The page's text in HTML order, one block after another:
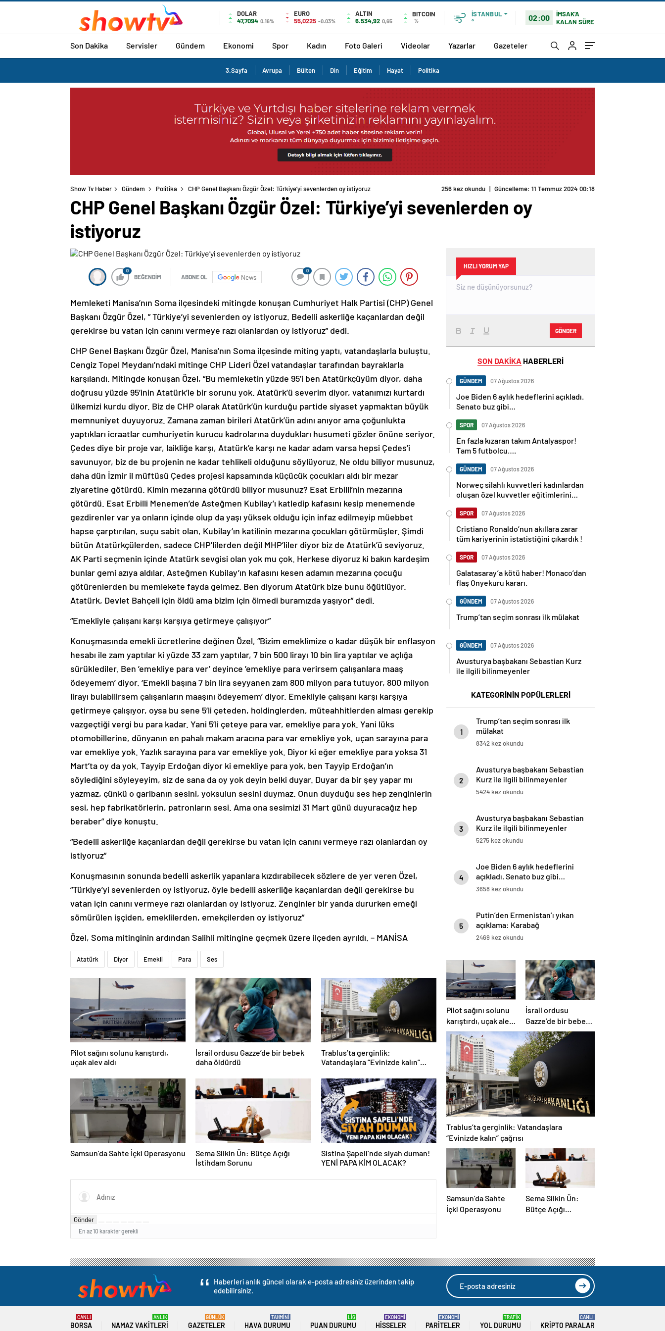
DOLAR
47,7094 0.16%
EURO
55,0225 -0.03%
ALTIN
6.534,92 0,65
BITCOIN
%
İSTANBUL
°
02:00
İMSAK'A
KALAN SÜRE
Son Dakika Servisler Gündem Ekonomi Spor Kadın Foto Galeri Videolar Yazarlar Gazeteler
3.Sayfa Avrupa Bülten Din Eğitim Hayat Politika
Show Tv Haber Gündem Politika CHP Genel Başkanı Özgür Özel: Türkiye’yi sevenlerden oy istiyoruz 256 kez okundu | Güncelleme: 11 Temmuz 2024 00:18
CHP Genel Başkanı Özgür Özel: Türkiye’yi sevenlerden oy
istiyoruz
0
BEĞENDİM ABONE OL News
0
Memleketi Manisa’nın Soma ilçesindeki mitingde konuşan Cumhuriyet Halk Partisi (CHP) Genel
Başkanı Özgür Özel, ” Türkiye’yi sevenlerden oy istiyoruz. Bedelli askerliğe kaçanlardan değil
gerekirse bu vatan için canını vermeye razı olanlardan oy istiyoruz” dedi.
CHP Genel Başkanı Özgür Özel, Manisa’nın Soma ilçesinde miting yaptı, vatandaşlarla buluştu.
Cengiz Topel Meydanı’ndaki mitinge CHP Lideri Özel vatandaşlar tarafından bayraklarla
karşılandı. Mitingde konuşan Özel, “Bu memleketin yüzde 95’i ben Atatürkçüyüm diyor, daha
doğrusu yüzde 95’inin Atatürk’le bir sorunu yok. Atatürk’ü severim diyor, vatanımızı kurtardı
ülkemizi kurdu diyor. Biz de CHP olarak Atatürk’ün kurduğu partide siyaset yapmaktan büyük
memnuniyet duyuyoruz. Zamana zaman birileri Atatürk’ün adını anıyor ama çoğunlukta
yaptıkları icraatlar cumhuriyetin kurucu kadrolarına duydukları husumeti gözler önüne seriyor.
Çedes diye bir proje var, laikliğe karşı, Atatürk’e karşı ne kadar adam varsa hepsi Çedes’i
savunuyor, biz de bu projenin ne kadar tehlikeli olduğunu söylüyoruz. Ne oldu biliyor musunuz,
daha dün İzmir il müftüsü Çedes projesi kapsamında küçücük çocukları aldı bir mezar
ziyaretine götürdü. Kimin mezarına götürdü biliyor musunuz? Esat Erbilli’nin mezarına
götürdü. Esat Erbilli Menemen’de Asteğmen Kubilay’ı katledip kafasını kesip menemende
gezdirenler var ya onların içinde olup da yaşı yüksek olduğu için infaz edilmeyip müebbet
hapse çarptırılan, suçu sabit olan, Kubilay’ın katilinin mezarına çocukları götürmüşler. Şimdi
bütün Atatürkçülerden, sadece CHP’lilerden değil MHP’liler diyor biz de Atatürk’ü seviyoruz.
AK Parti seçmenin içinde Atatürk sevgisi olan yok mu çok. Herkese diyoruz ki bakın kardeşim
bunlar gemi azıya aldılar. Asteğmen Kubilay’ın kafasını kesen adamın mezarına çocuğu
götürenlerden bu memlekete fayda gelmez. Ben diyorum Atatürk bize bunu öğütlüyor.
Atatürk, Devlet Bahçeli için öldü ama bizim için ölmedi buramızda yaşıyor” dedi.
“Emekliyle çalışanı karşı karşıya getirmeye çalışıyor”
Konuşmasında emekli ücretlerine değinen Özel, “Bizim emeklimize o kadar düşük bir enflasyon
hesabı ile zam yaptılar ki yüzde 33 zam yaptılar, 7 bin 500 lirayı 10 bin lira yaptılar ve açlığa
sürüklediler. Ben ’emekliye para ver’ deyince ’emekliye para verirsem çalışanlara maaş
ödeyemem’ diyor. ‘Emekli başına 7 bin lira seyyanen zam 800 milyon para tutuyor, 800 milyon
lirayı bulabilirsem çalışanların maaşını ödeyemem’ diyor. Emekliyle çalışanı karşı karşıya
getirmeye çalışıyor, oysa bu sene 5’li çeteden, holdinglerden, müteahhitlerden alması gerekip
vazgeçtiği vergi bu para kadar. Yani 5’li çeteye para var, emekliye para yok. Yani lüks
otomobillerine, dünyanın en pahalı makam aracına para var emekliye yok, uçan sarayına para
var emekliye yok. Yazlık sarayına para var emekliye yok. Diyor ki eğer emekliye para yoksa 31
Mart’ta oy da yok. Tayyip Erdoğan diyor ki emekliye para yok, ben Tayyip Erdoğan’ın
söylediğini söyleyeyim, siz de sana da oy yok deyin belki duyar. Duyar da bir şey yapar mı
yazmaz, çünkü o garibanın sesini, yoksulun sesini duymaz. Onun duyduğu ses hep zenginlerin
sesi, hep fabrikatörlerin, patronların sesi. Ama ona sesimizi 31 Mart günü duyuracağız hep
beraber” diye konuştu.
“Bedelli askerliğe kaçanlardan değil gerekirse bu vatan için canını vermeye razı olanlardan oy
istiyoruz”
Konuşmasının sonunda bedelli askerlik yapanlara kızdırabilecek sözlere de yer veren Özel,
“Türkiye’yi sevenlerden oy istiyoruz, öyle bedelli askerliğe kaçanlardan değil gerekirse bu
vatan için canını vermeye razı olanlardan oy istiyoruz. Zenginler bir yanda dururken emeği
sömürülen işçiden, emeklilerden, emekçilerden oy istiyoruz”
Özel, Soma mitinginin ardından Salihli mitingine geçmek üzere ilçeden ayrıldı. – MANİSA
Atatürk Diyor Emekli Para Ses
Pilot sağını solunu karıştırdı,
uçak alev aldı
İsrail ordusu Gazze’de bir bebek
daha öldürdü
Trablus’ta gerginlik:
Vatandaşlara “Evinizde kalın”
Samsun’da Sahte İçki Operasyonu
Sema Silkin Ün: Bütçe Açığı
İstihdam Sorunu
Sistina Şapeli’nde siyah duman!
YENİ PAPA KİM OLACAK?
Gönder
En az 10 karakter gerekli
HIZLI YORUM YAP
GÖNDER
SON DAKİKA HABERLERİ
GÜNDEM 07 Ağustos 2026
Joe Biden 6 aylık hedeflerini açıkladı.
Senato buz gibi…
SPOR 07 Ağustos 2026
En fazla kızaran takım Antalyaspor!
Tam 5 futbolcu….
GÜNDEM 07 Ağustos 2026
Norweç silahlı kuvvetleri kadınlardan
oluşan özel kuvvetler eğitimlerini
SPOR 07 Ağustos 2026
Cristiano Ronaldo’nun akıllara zarar
tüm kariyerinin istatistiğini çıkardık !
SPOR 07 Ağustos 2026
Galatasaray’a kötü haber! Monaco’dan
flaş Onyekuru kararı.
GÜNDEM 07 Ağustos 2026
Trump’tan seçim sonrası ilk mülakat
GÜNDEM 07 Ağustos 2026
Avusturya başbakanı Sebastian Kurz
ile ilgili bilinmeyenler
KATEGORİNİN POPÜLERLERİ
1
Trump’tan seçim sonrası ilk
mülakat
8342 kez okundu
2
Avusturya başbakanı Sebastian
Kurz ile ilgili bilinmeyenler
5424 kez okundu
3
Avusturya başbakanı Sebastian
Kurz ile ilgili bilinmeyenler
5275 kez okundu
4
Joe Biden 6 aylık hedeflerini
açıkladı. Senato buz gibi…
3658 kez okundu
5
Putin’den Ermenistan’ı yıkan
açıklama: Karabağ
Azerbaycan’ın ayrılmaz bir
2469 kez okundu
Pilot sağını solunu
karıştırdı, uçak alev
aldı
İsrail ordusu
Gazze’de bir bebek
daha öldürdü
Trablus’ta gerginlik: Vatandaşlara
“Evinizde kalın” çağrısı
Samsun’da Sahte
İçki Operasyonu
Sema Silkin Ün:
Bütçe Açığı
Haberleri anlık güncel olarak e-posta adresiniz üzerinden takip
edebilirsiniz.
BORSA
CANLI
NAMAZ VAKITLERI
ANLIK
GAZETELER
GÜNLÜK
HAVA DURUMU
TAHMİNİ
PUAN DURUMU
LİG
HISSELER
EKONOMİ
PARITELER
EKONOMİ
YOL DURUMU
TRAFİK
KRIPTO PARALAR
CANLI